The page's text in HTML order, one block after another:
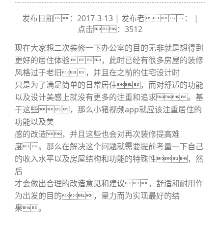
发布日期：2017-3-13 | 发布者： |
点击：3512
现在大家想二次装修一下办公室的目的无非就是想得到
更好的居住体验，此时已经有很多房屋的装修
风格过于老旧，并且在之前的住宅设计时
只是为了满足简单的日常居住，而对舒适的功能
以及设计美感上就没有更多的注重和追求。基
于这些，那么小猪视频app就应该注重居住的
功能以及美
感的改造，并且这些也会对再次装修提高难
度。那么在解决这个问题就需要提前考量一下自己
的收入水平以及房屋结构和功能的特殊性，然
后
才会做出合理的改造意见和建议，舒适和耐用作
为出发的目的，量力而为实现最好的结
果。